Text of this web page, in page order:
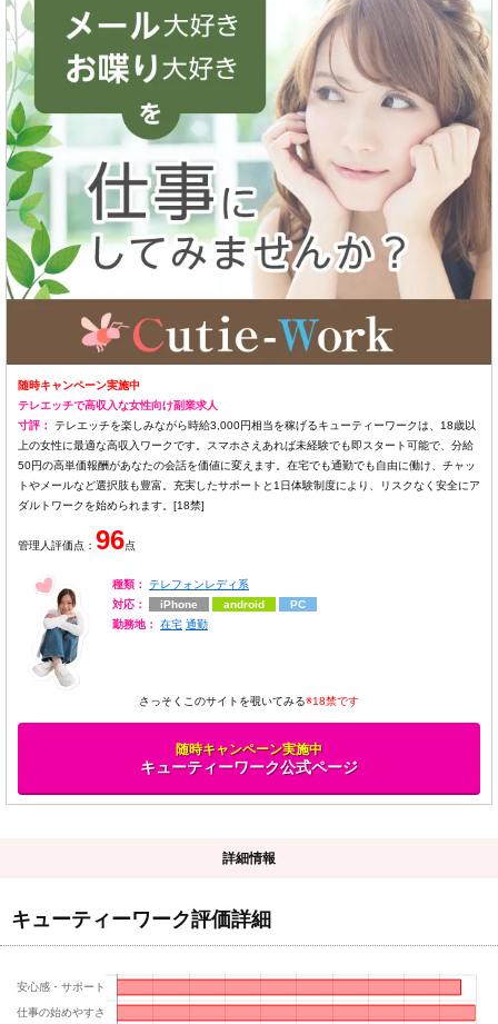
随時キャンペーン実施中
テレエッチで高収入な女性向け副業求人
寸評：
テレエッチを楽しみながら時給3,000円相当を稼げるキューティーワークは、18歳以
上の女性に最適な高収入ワークです。スマホさえあれば未経験でも即スタート可能で、分給
50円の高単価報酬があなたの会話を価値に変えます。在宅でも通勤でも自由に働け、チャッ
トやメールなど選択肢も豊富。充実したサポートと1日体験制度により、リスクなく安全にア
ダルトワークを始められます。[18禁]
管理人評価点： 96点
種類：
テレフォンレディ系
対応：
iPhone android
PC
勤務地：
在宅 通勤
さっそくこのサイトを覗いてみる※18禁です
随時キャンペーン実施中
キューティーワーク公式ページ
詳細情報
キューティーワーク評価詳細